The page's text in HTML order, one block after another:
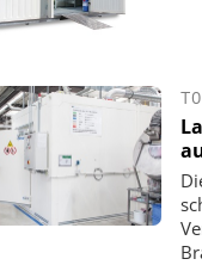
20 Jahre Ciborius
Innovation und